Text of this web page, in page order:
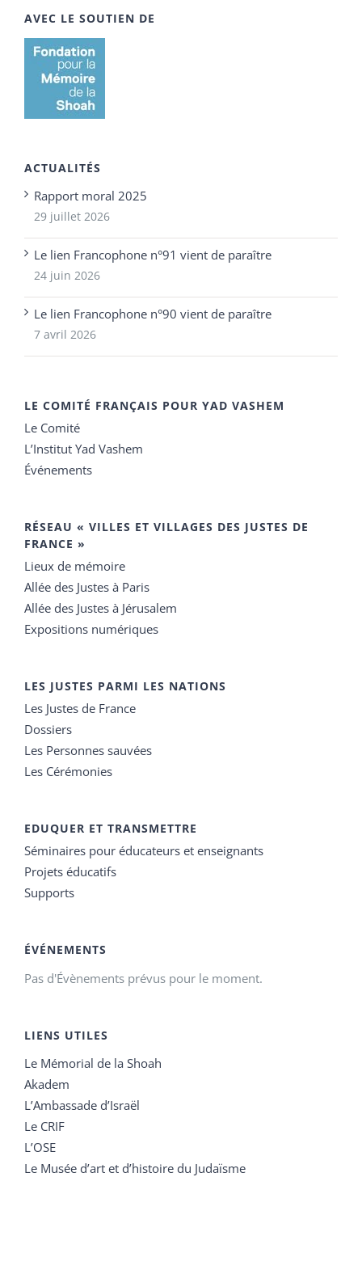
AVEC LE SOUTIEN DE
ACTUALITÉS
Rapport moral 2025
29 juillet 2026
Le lien Francophone n°91 vient de paraître
24 juin 2026
Le lien Francophone n°90 vient de paraître
7 avril 2026
LE COMITÉ FRANÇAIS POUR YAD VASHEM
Le Comité
L’Institut Yad Vashem
Événements
RÉSEAU « VILLES ET VILLAGES DES JUSTES DE
FRANCE »
Lieux de mémoire
Allée des Justes à Paris
Allée des Justes à Jérusalem
Expositions numériques
LES JUSTES PARMI LES NATIONS
Les Justes de France
Dossiers
Les Personnes sauvées
Les Cérémonies
EDUQUER ET TRANSMETTRE
Séminaires pour éducateurs et enseignants
Projets éducatifs
Supports
ÉVÉNEMENTS
Pas d'Évènements prévus pour le moment.
LIENS UTILES
Le Mémorial de la Shoah
Akadem
L’Ambassade d’Israël
Le CRIF
L’OSE
Le Musée d’art et d’histoire du Judaïsme